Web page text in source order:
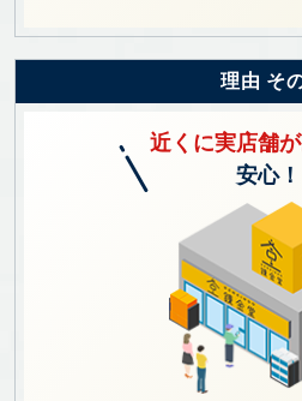
理由 そ
近くに実店舗
安心！